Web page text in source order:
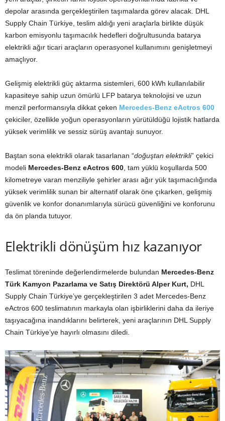
depolar arasında gerçekleştirilen taşımalarda görev alacak. DHL
Supply Chain Türkiye, teslim aldığı yeni araçlarla birlikte düşük
karbon emisyonlu taşımacılık hedefleri doğrultusunda batarya
elektrikli ağır ticari araçların operasyonel kullanımını genişletmeyi
amaçlıyor.
Gelişmiş elektrikli güç aktarma sistemleri, 600 kWh kullanılabilir
kapasiteye sahip uzun ömürlü LFP batarya teknolojisi ve uzun
menzil performansıyla dikkat çeken Mercedes-Benz eActros 600
çekiciler, özellikle yoğun operasyonların yürütüldüğü lojistik hatlarda
yüksek verimlilik ve sessiz sürüş avantajı sunuyor.
Baştan sona elektrikli olarak tasarlanan “doğuştan elektrikli” çekici
modeli Mercedes-Benz eActros 600 , tam yüklü koşullarda 500
kilometreye varan menziliyle şehirler arası ağır yük taşımacılığında
yüksek verimlilik sunan bir alternatif olarak öne çıkarken, gelişmiş
güvenlik ve konfor donanımlarıyla sürücü güvenliğini ve konforunu
da ön planda tutuyor.
Elektrikli dönüşüm hız kazanıyor
Teslimat töreninde değerlendirmelerde bulundan Mercedes-Benz
Türk Kamyon Pazarlama ve Satış Direktörü Alper Kurt, DHL
Supply Chain Türkiye’ye gerçekleştirilen 3 adet Mercedes-Benz
eActros 600 teslimatının markayla olan işbirliklerini daha da ileriye
taşıyacağına inandıklarını belirterek, yeni araçlarının DHL Supply
Chain Türkiye’ye hayırlı olmasını diledi.